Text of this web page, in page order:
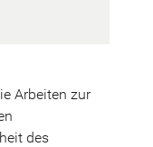
Arbeiten zur
des